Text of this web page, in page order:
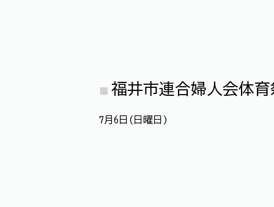
福井市連合婦人会体育
7月6日(日曜日)